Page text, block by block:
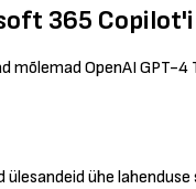
365
mõlemad OpenAI
ülesandeid ühe